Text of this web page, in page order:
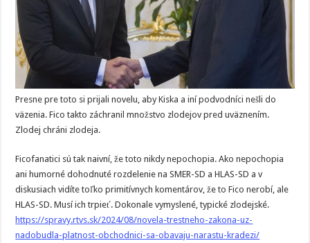
Presne pre toto si prijali novelu, aby Kiska a iní podvodníci nešli do
väzenia. Fico takto záchranil množstvo zlodejov pred uväznením.
Zlodej chráni zlodeja.
Ficofanatici sú tak naivní, že toto nikdy nepochopia. Ako nepochopia
ani humorné dohodnuté rozdelenie na SMER-SD a HLAS-SD a v
diskusiach vidíte toľko primitívnych komentárov, že to Fico nerobí, ale
HLAS-SD. Musí ich trpieť. Dokonale vymyslené, typické zlodejské.
https://spravy.rtvs.sk/2024/08/novela-trestneho-zakona-uz-
nadobudla-platnost-obchodnici-sa-obavaju-narastu-kradezi/